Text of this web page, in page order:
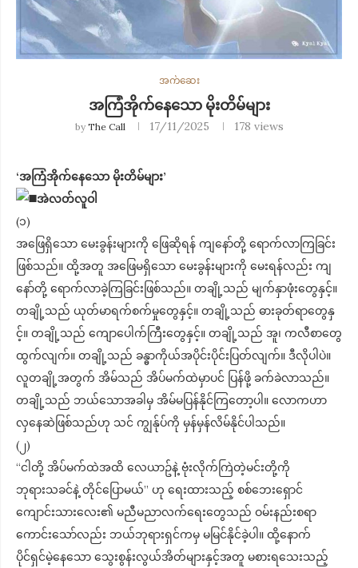
အက်ဆေး
အကြံအိုက်နေသော မိုးတိမ်များ
by The Call 17/11/2025 178 views
‘အကြံအိုက်နေသော မိုးတိမ်များ’
အဲလတ်လူဝါ
(၁)
အဖြေရှိသော မေးခွန်းများကို ဖြေဆိုရန် ကျနော်တို့ ရောက်လာကြခြင်း
ဖြစ်သည်။ ထို့အတူ အဖြေမရှိသော မေးခွန်းများကို ​မေးရန်လည်း ကျ
နော်တို့ ရောက်လာခဲ့ကြခြင်းဖြစ်သည်။ တချို့သည် မျက်နှာဖုံးတွေနှင့်။
တချို့သည် ယုတ်မာရက်စက်မှုတွေနှင့်။ တချို့သည် ဓားခုတ်ရာတွေနှ
င့်။ တချို့သည် ကျောပေါက်ကြီးတွေနှင့်။ တချို့သည် အူ၊ ကလီစာတွေ
ထွက်လျက်။ တချို့သည် ခန္ဓာကိုယ်အပိုင်းပိုင်းပြတ်လျက်။ ဒီလိုပါပဲ။
လူတချို့အတွက် အိမ်သည် အိပ်မက်ထဲမှာပင် ပြန်ဖို့ ခက်ခဲလာသည်။
တချို့သည် ဘယ်သောအခါမှ အိမ်မပြန်နိုင်ကြတော့ပါ။ လောကဟာ
လှနေဆဲဖြစ်သည်ဟု သင် ကျွန်ုပ်ကို မှန်မှန်လိမ်နိုင်ပါသည်။
(၂)
“ငါတို့ အိပ်မက်ထဲအထိ လေယာဥ်နဲ့ ဗုံးလိုက်ကြဲတဲ့မင်းတို့ကို
ဘုရားသခင်နဲ့ တိုင်ပြောမယ်” ဟု ရေးထားသည့် စစ်ဘေးရှောင်
ကျောင်းသားလေး၏ မညီမညာလက်ရေးတွေသည် ဝမ်းနည်းစရာ
ကောင်းသော်လည်း ဘယ်ဘုရားရှင်ကမှ မမြင်နိုင်ခဲ့ပါ။ ထို့နောက်
ပိုင်ရှင်မဲ့နေသော သွေးစွန်းလွယ်အိတ်များနှင့်အတူ မစားရသေးသည့်